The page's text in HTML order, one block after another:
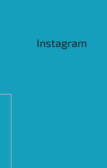
Instagram